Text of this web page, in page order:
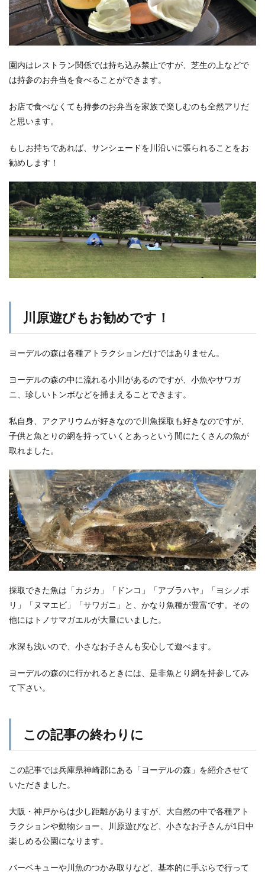
園内はレストラン関係では持ち込み禁止ですが、芝生の上などで
は持参のお弁当を食べることができます。
お店で食べなくても持参のお弁当を家族で楽しむのも全然アリだ
と思います。
もしお持ちであれば、サンシェードを川沿いに張られることをお
勧めします！
川原遊びもお勧めです！
ヨーデルの森は各種アトラクションだけではありません。
ヨーデルの森の中に流れる小川があるのですが、小魚やサワガ
ニ、珍しいトンボなどを捕まえることできます。
私自身、アクアリウムが好きなので川魚採取も好きなのですが、
子供と魚とりの網を持っていくとあっという間にたくさんの魚が
取れました。
採取できた魚は「カジカ」「ドンコ」「アブラハヤ」「ヨシノボ
リ」「ヌマエビ」「サワガニ」と、かなり魚種が豊富です。その
他にはトノサマガエルが大量にいました。
水深も浅いので、小さなお子さんも安心して遊べます。
ヨーデルの森のに行かれるときには、是非魚とり網を持参してみ
て下さい。
この記事の終わりに
この記事では兵庫県神崎郡にある「ヨーデルの森」を紹介させて
いただきました。
大阪・神戸からは少し距離がありますが、大自然の中で各種アト
ラクションや動物ショー、川原遊びなど、小さなお子さんが1日中
楽しめる公園になります。
バーベキューや川魚のつかみ取りなど、基本的に手ぶらで行って